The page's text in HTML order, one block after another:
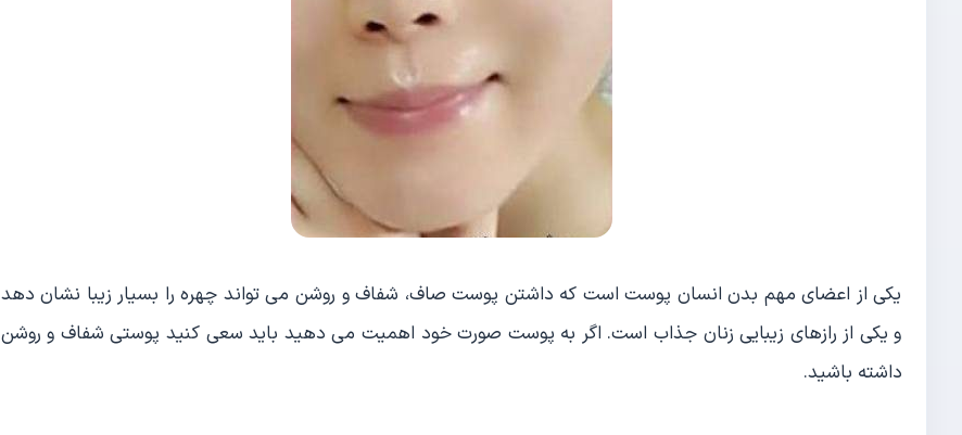
یکی از اعضای مهم بدن انسان پوست است که داشتن پوست صاف، شفاف و روشن می تواند چهره را بسیار زیبا نشان دهد
و یکی از رازهای زیبایی زنان جذاب است. اگر به پوست صورت خود اهمیت می دهید باید سعی کنید پوستی شفاف و روشن
داشته باشید.